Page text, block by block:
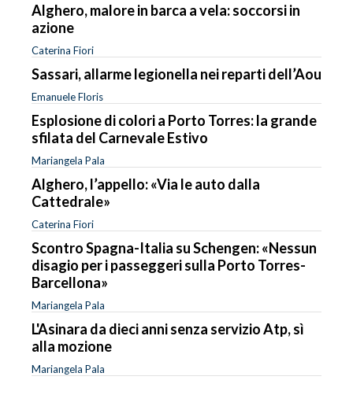
Alghero, malore in barca a vela: soccorsi in
azione
Caterina Fiori
Sassari, allarme legionella nei reparti dell’Aou
Emanuele Floris
Esplosione di colori a Porto Torres: la grande
sfilata del Carnevale Estivo
Mariangela Pala
Alghero, l’appello: «Via le auto dalla
Cattedrale»
Caterina Fiori
Scontro Spagna-Italia su Schengen: «Nessun
disagio per i passeggeri sulla Porto Torres-
Barcellona»
Mariangela Pala
L'Asinara da dieci anni senza servizio Atp, sì
alla mozione
Mariangela Pala